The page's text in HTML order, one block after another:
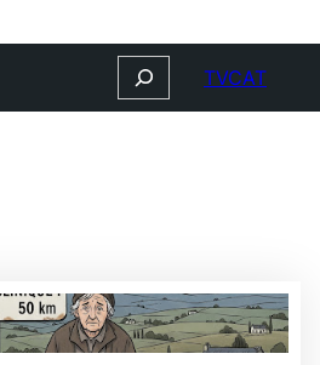
Search TVCAT